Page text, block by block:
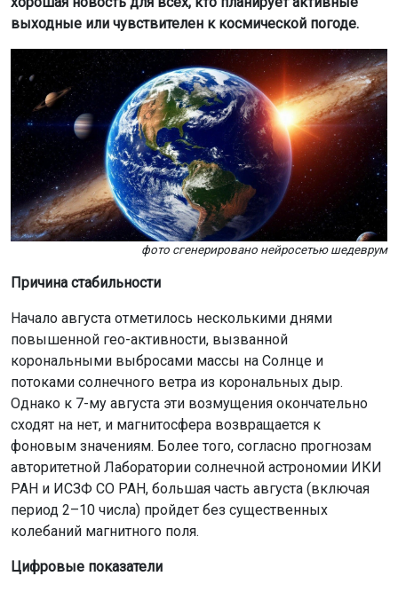
выходные или чувствителен к космической погоде.
фото сгенерировано нейросетью шедеврум
Причина стабильности
Начало августа отметилось несколькими днями
повышенной гео-активности, вызванной
корональными выбросами массы на Солнце и
потоками солнечного ветра из корональных дыр.
Однако к 7-му августа эти возмущения окончательно
сходят на нет, и магнитосфера возвращается к
фоновым значениям. Более того, согласно прогнозам
авторитетной Лаборатории солнечной астрономии ИКИ
РАН и ИСЗФ СО РАН, большая часть августа (включая
период 2–10 числа) пройдет без существенных
колебаний магнитного поля.
Цифровые показатели